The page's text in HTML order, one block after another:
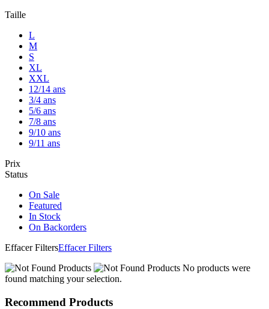
Taille
L
M
S
XL
XXL
12/14 ans
3/4 ans
5/6 ans
7/8 ans
9/10 ans
9/11 ans
Prix
Status
On Sale
Featured
In Stock
On Backorders
Effacer FiltersEffacer Filters
No products were
found matching your selection.
Recommend Products